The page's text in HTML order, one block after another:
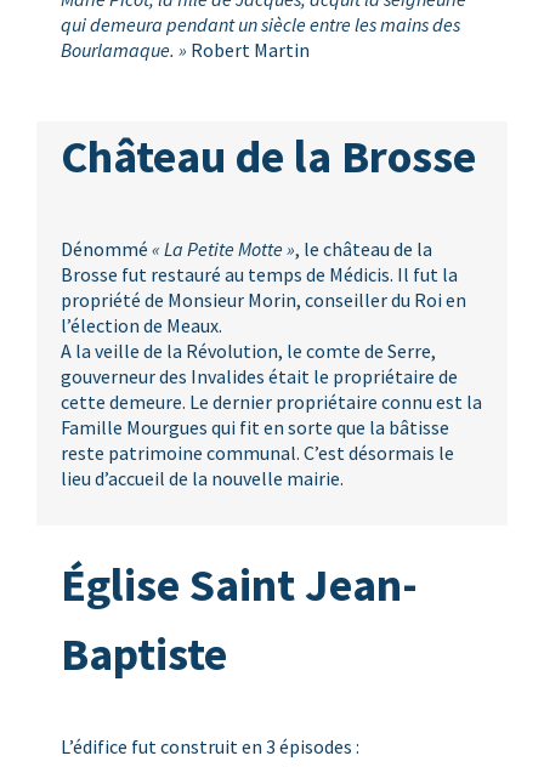
qui demeura pendant un siècle entre les mains des
Bourlamaque. » Robert Martin
Château de la Brosse
Dénommé « La Petite Motte », le château de la
Brosse fut restauré au temps de Médicis. Il fut la
propriété de Monsieur Morin, conseiller du Roi en
l’élection de Meaux.
A la veille de la Révolution, le comte de Serre,
gouverneur des Invalides était le propriétaire de
cette demeure. Le dernier propriétaire connu est la
Famille Mourgues qui fit en sorte que la bâtisse
reste patrimoine communal. C’est désormais le
lieu d’accueil de la nouvelle mairie.
Église Saint Jean-
Baptiste
L’édifice fut construit en 3 épisodes :